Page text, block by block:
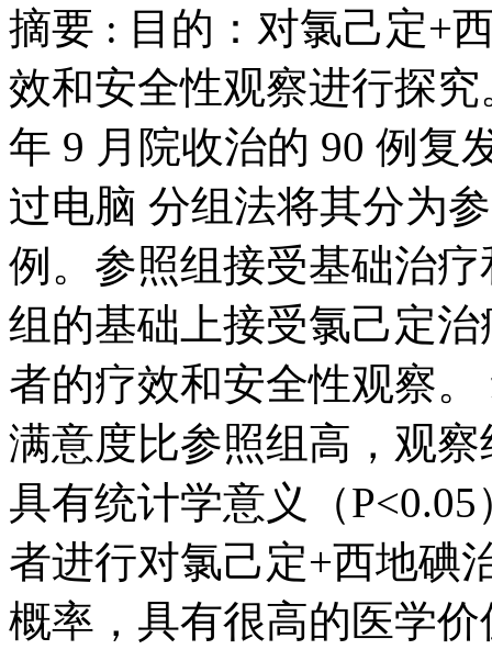
摘要 : 目的：对氯己定+
效和安全性观察进行探究
年 9 月院收治的 90 例复
过电脑 分组法将其分为
例。参照组接受基础治
组的基础上接受氯己定
者的疗效和安全性观察
满意度比参照组高，观
具有统计学意义（
者进行对氯己定+西地碘
概率，具有很高的医学